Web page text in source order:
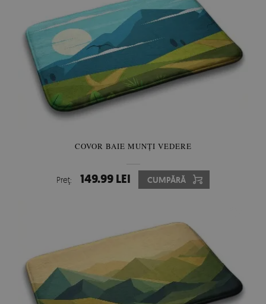
COVOR BAIE MUNȚI VEDERE
Preţ: 149.99 LEI CUMPĂRĂ